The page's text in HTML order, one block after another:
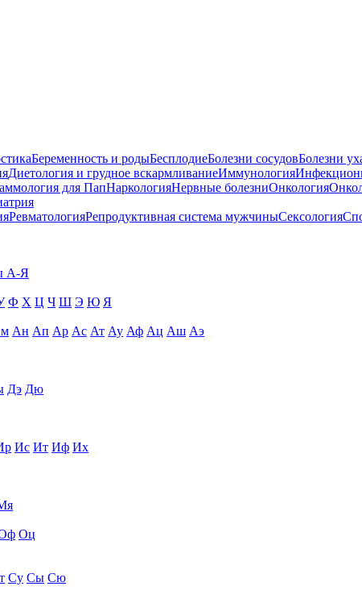
Беременность и родыБесплодиеБолезни сосудовБолезни
Диетология и грудное вскармливаниеИммунология
для ПапНаркологияНервные болезниОнкология
РевматологияРепродуктивная система мужчиныСексология
А-Я
Ф Х Ц Ч Ш Э Ю Я
Ан Ап Ар Ас Ат Ау Аф Ац Аш Аэ
Дэ Дю
Ис Ит Иф Их
Оц
Су Сы Сю